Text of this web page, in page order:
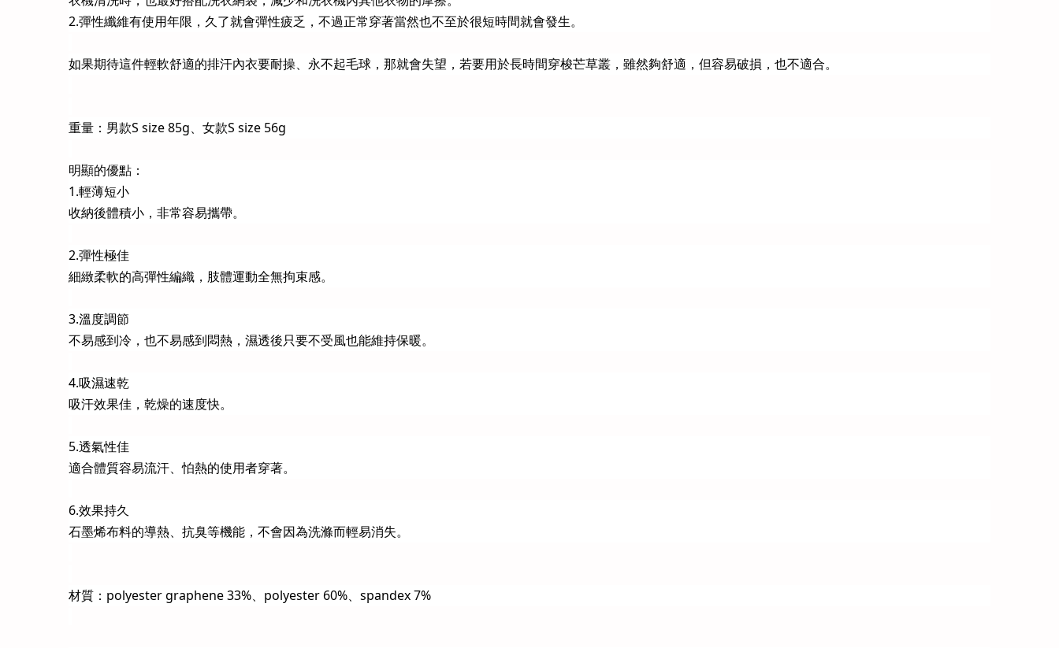
2.彈性纖維有使用年限，久了就會彈性疲乏，不過正常穿著當然也不至於很短時間就會發生。
如果期待這件輕軟舒適的排汗內衣要耐操、永不起毛球，那就會失望，若要用於長時間穿梭芒草叢，雖然夠舒適，但容易破損，也不適合。
重量：男款S size 85g、女款S size 56g
明顯的優點：
1.輕薄短小
收納後體積小，非常容易攜帶。
2.彈性極佳
細緻柔軟的高彈性編織，肢體運動全無拘束感。
3.溫度調節
不易感到冷，也不易感到悶熱，濕透後只要不受風也能維持保暖。
4.吸濕速乾
吸汗效果佳，乾燥的速度快。
5.透氣性佳
適合體質容易流汗、怕熱的使用者穿著。
6.效果持久
石墨烯布料的導熱、抗臭等機能，不會因為洗滌而輕易消失。
材質：polyester graphene 33%、polyester 60%、spandex 7%